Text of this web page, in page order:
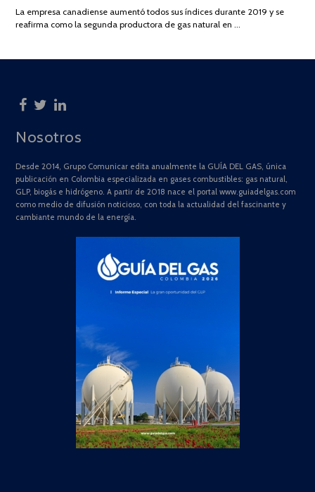
2025
La empresa canadiense aumentó todos sus índices durante 2019 y se
reafirma como la segunda productora de gas natural en …
Nosotros
Desde 2014, Grupo Comunicar edita anualmente la GUÍA DEL GAS, única
publicación en Colombia especializada en gases combustibles: gas natural,
GLP, biogás e hidrógeno. A partir de 2018 nace el portal www.guiadelgas.com
como medio de difusión noticioso, con toda la actualidad del fascinante y
cambiante mundo de la energía.